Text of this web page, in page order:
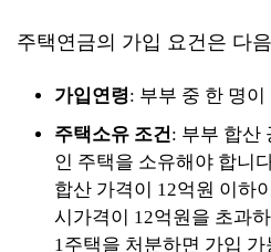
주택연금의 가입 요건은 다
가입연령: 부부 중 한 명
주택소유 조건: 부부 합산
인 주택을 소유해야 합니
합산 가격이 12억원 이하
시가격이 12억원을 초과
1주택을 처분하면 가입 가